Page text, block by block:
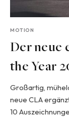
MOTION
Der neue
the Year
Großartig,
neue CLA
10